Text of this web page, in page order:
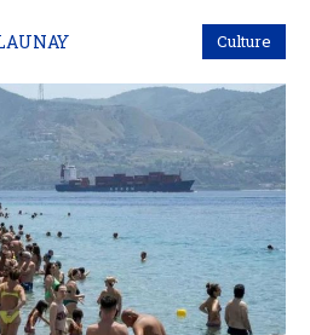
Culture